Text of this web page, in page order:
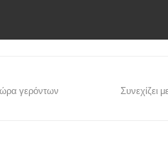
γερόντων
Συνεχίζει